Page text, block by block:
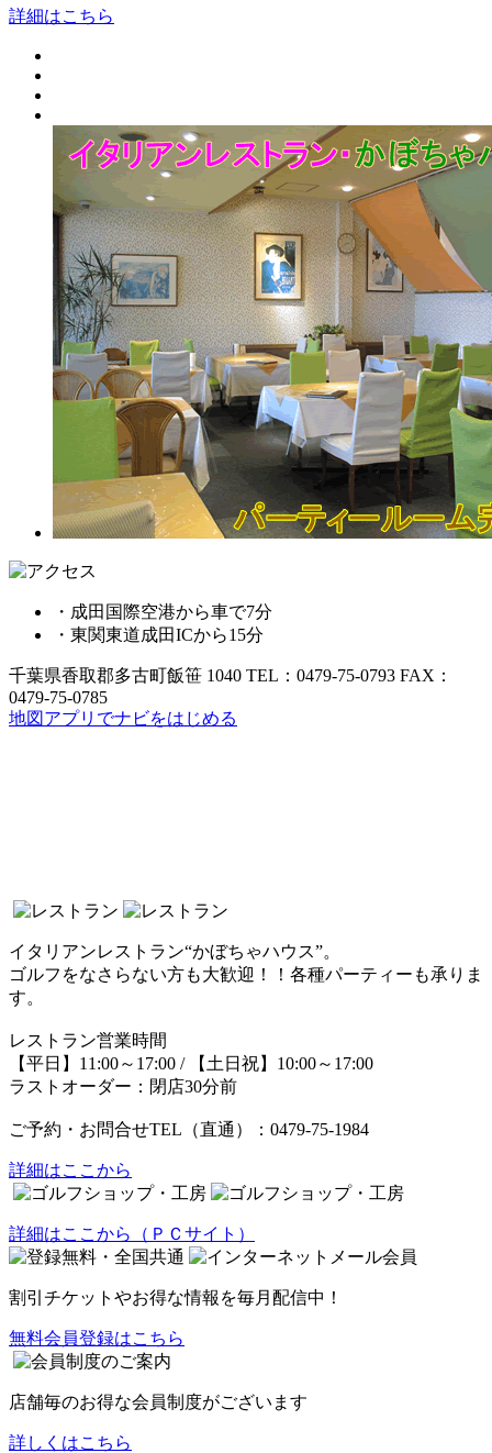
詳細はこちら
・成田国際空港から車で7分
・東関東道成田ICから15分
千葉県香取郡多古町飯笹 1040 TEL：0479-75-0793 FAX：
0479-75-0785
地図アプリでナビをはじめる
イタリアンレストラン“かぼちゃハウス”。
ゴルフをなさらない方も大歓迎！！各種パーティーも承りま
す。
レストラン営業時間
【平日】11:00～17:00 / 【土日祝】10:00～17:00
ラストオーダー：閉店30分前
ご予約・お問合せTEL（直通）：0479-75-1984
詳細はここから
詳細はここから（ＰＣサイト）
割引チケット やお得な情報 を毎月配信中！
無料会員登録はこちら
店舗毎のお得な会員制度がございます
詳しくはこちら